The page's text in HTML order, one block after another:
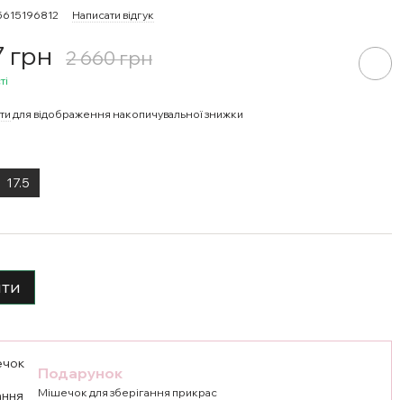
Написати відгук
грн 2 660 грн
для відображення накопичувальної знижки
17.5
Подарунок
Мішечок для зберігання прикрас